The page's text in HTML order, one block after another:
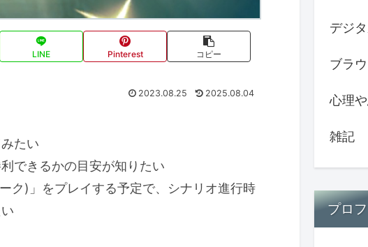
LINE Pinterest コピー
2023.08.25 2025.08.04
たい
できるかの目安が知りたい
ク)」をプレイする予定で、シナリオ進行時
デジ
ブラ
心理
雑記
プロ